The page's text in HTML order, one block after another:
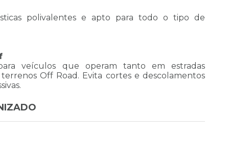
polivalentes e apto para todo o tipo de
veículos que operam tanto em estradas
Off Road. Evita cortes e descolamentos